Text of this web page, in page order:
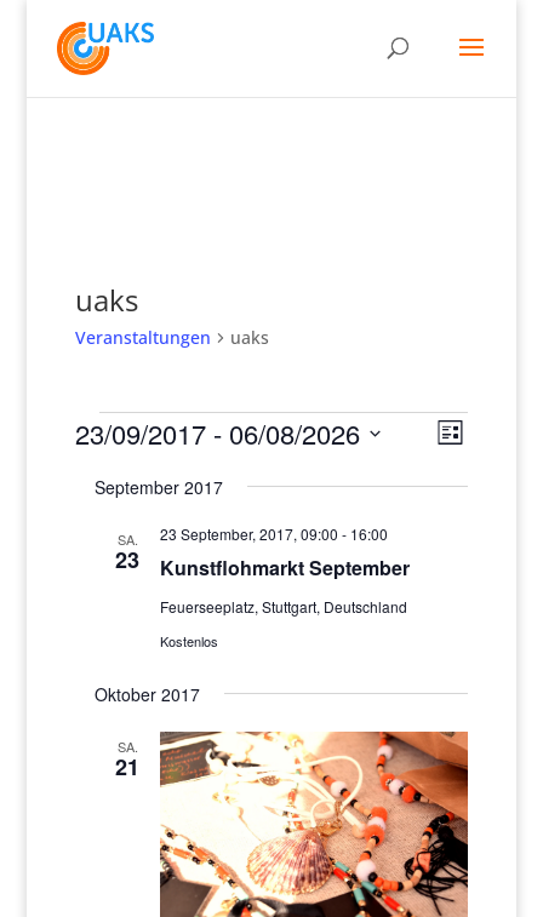
uaks
Veranstaltungen uaks
Veranstaltungen Liste
23/09/2017 - 06/08/2026
wählen.
September 2017
SA.
23 Kunstflohmarkt September
23 September, 2017, 09:00 - 16:00
Feuerseeplatz, Stuttgart, Deutschland
Kostenlos
Oktober 2017
SA.
21